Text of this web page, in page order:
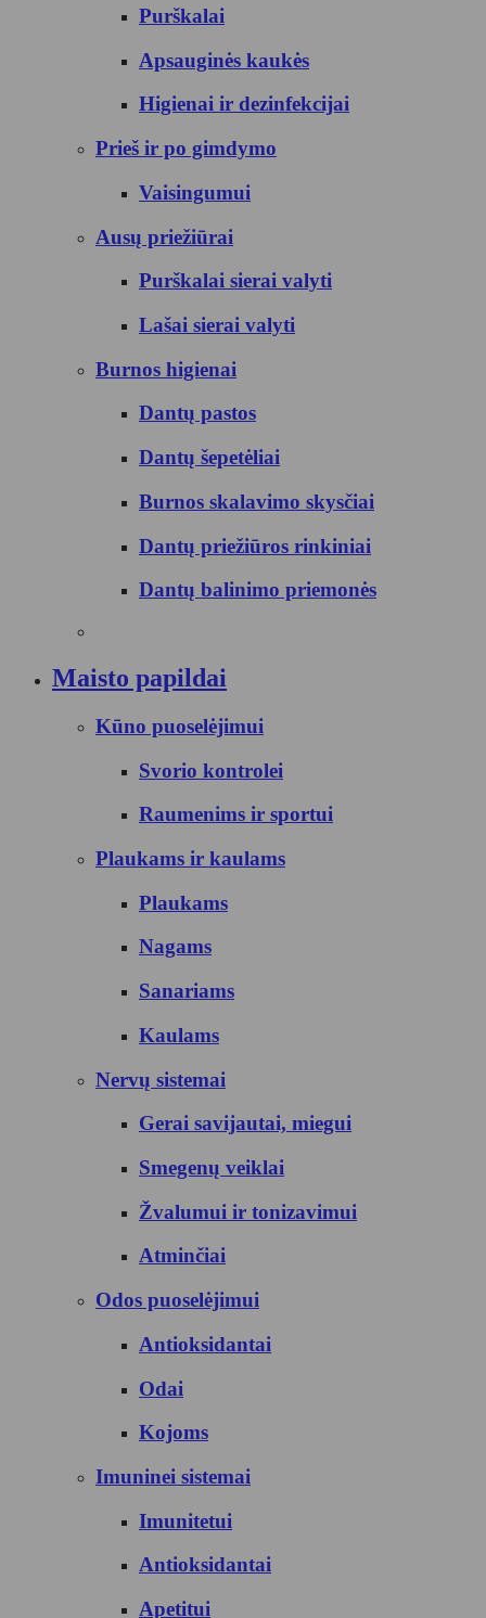
Purškalai
Apsauginės kaukės
Higienai ir dezinfekcijai
Prieš ir po gimdymo
Vaisingumui
Ausų priežiūrai
Purškalai sierai valyti
Lašai sierai valyti
Burnos higienai
Dantų pastos
Dantų šepetėliai
Burnos skalavimo skysčiai
Dantų priežiūros rinkiniai
Dantų balinimo priemonės
Maisto papildai
Kūno puoselėjimui
Svorio kontrolei
Raumenims ir sportui
Plaukams ir kaulams
Plaukams
Nagams
Sanariams
Kaulams
Nervų sistemai
Gerai savijautai, miegui
Smegenų veiklai
Žvalumui ir tonizavimui
Atminčiai
Odos puoselėjimui
Antioksidantai
Odai
Kojoms
Imuninei sistemai
Imunitetui
Antioksidantai
Apetitui